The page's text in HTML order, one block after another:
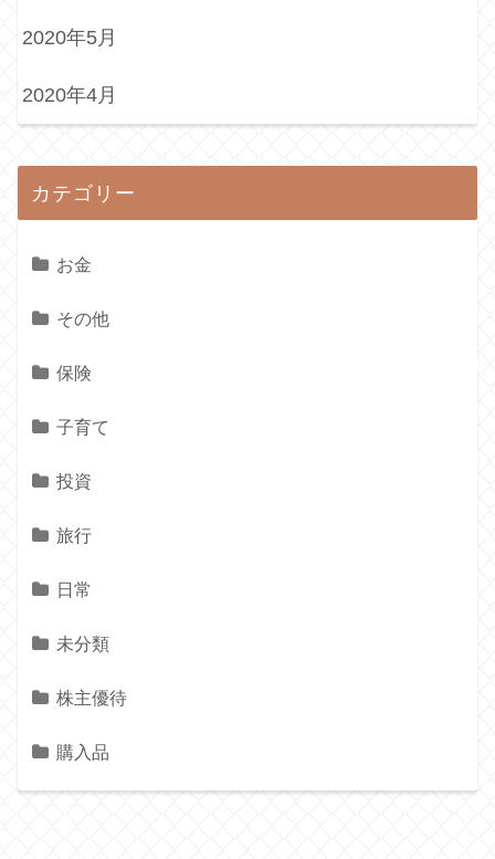
2020年5月
2020年4月
カテゴリー
お金
その他
保険
子育て
投資
旅行
日常
未分類
株主優待
購入品